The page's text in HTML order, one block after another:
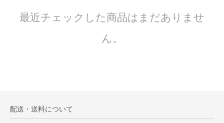
最近チェックした商品はまだありませ
ん。
配送・送料について